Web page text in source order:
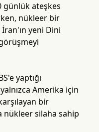
günlük ateşkes
nükleer bir
yeni Dini
yaptığı
Amerika için
bir
nükleer silaha sahip